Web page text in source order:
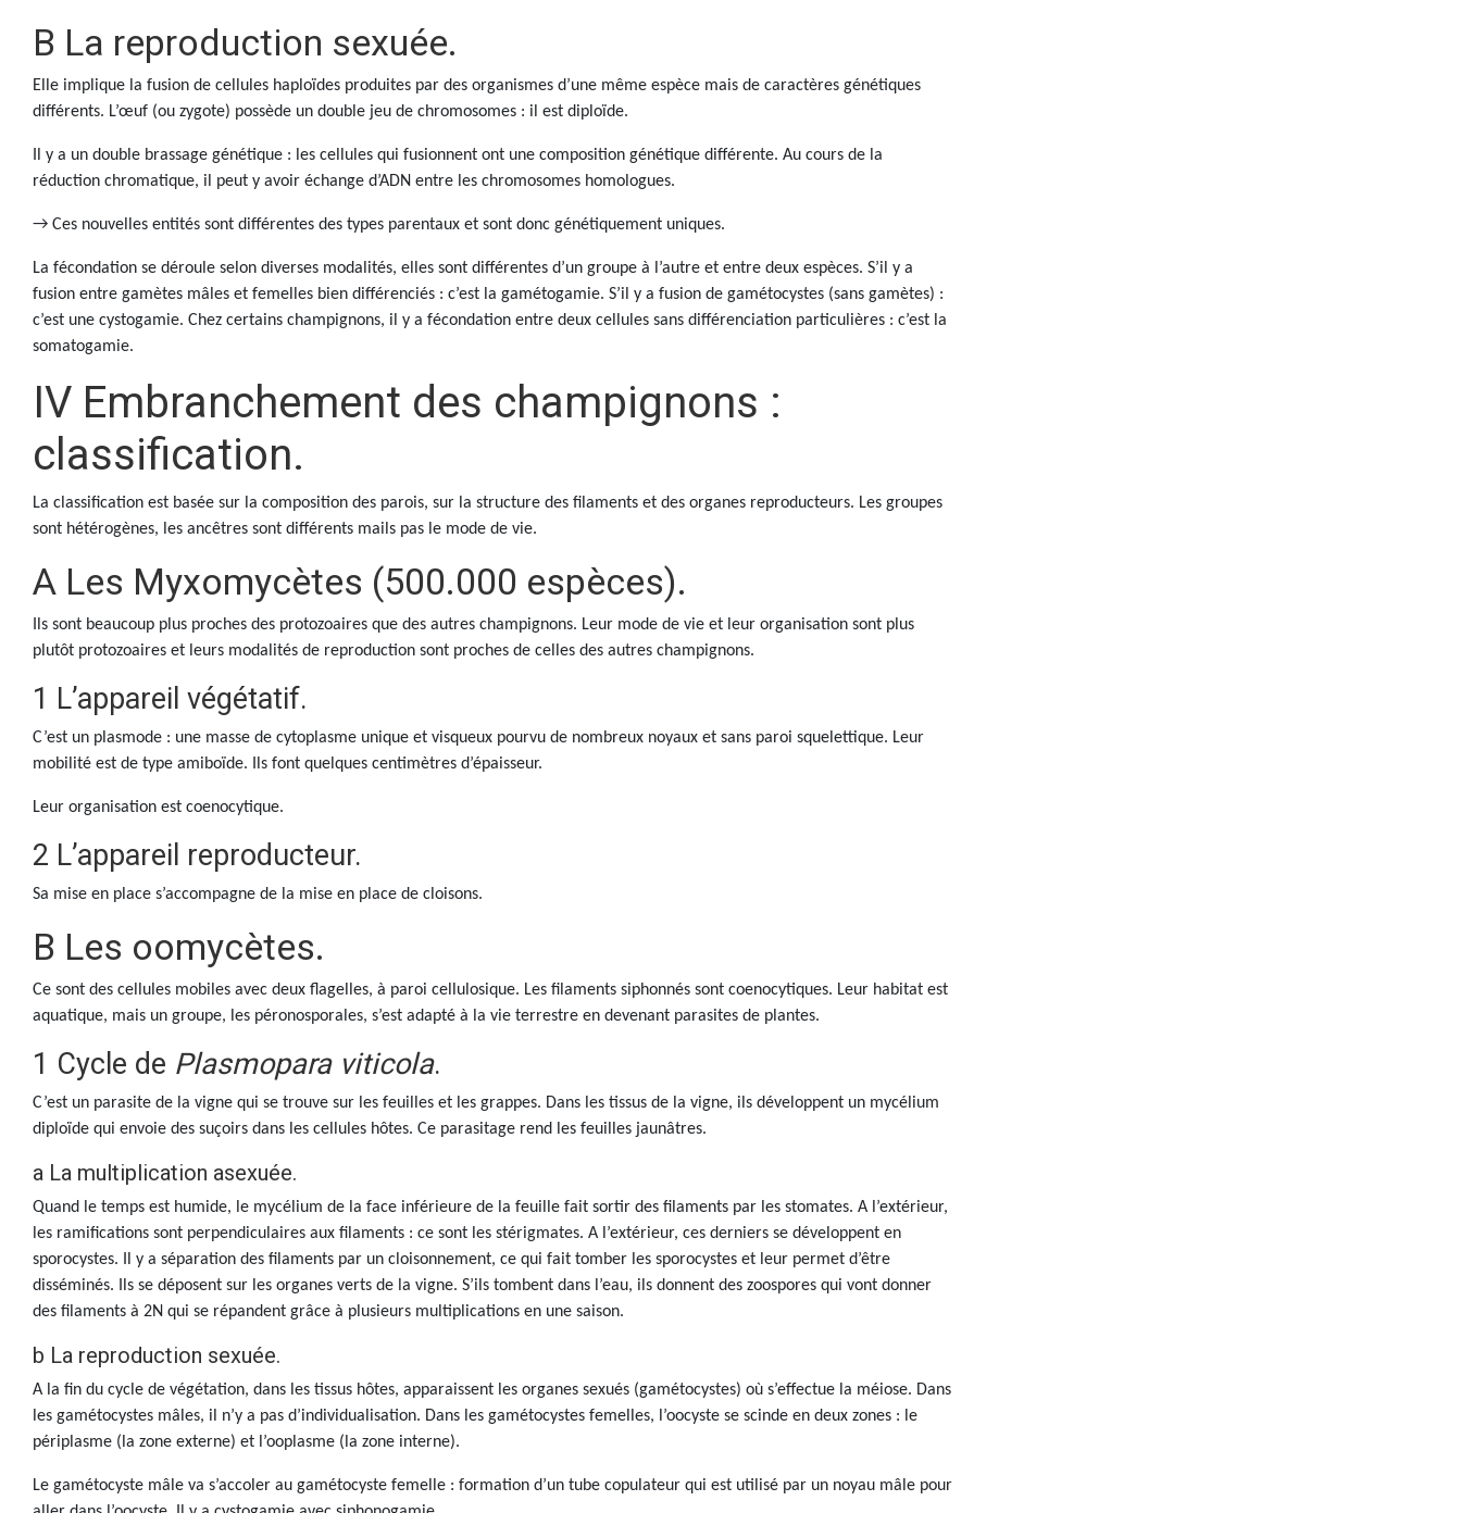
B La reproduction sexuée.
Elle implique la fusion de cellules haploïdes produites par des organismes d’une même espèce mais de caractères génétiques
différents. L’œuf (ou zygote) possède un double jeu de chromosomes : il est diploïde.
Il y a un double brassage génétique : les cellules qui fusionnent ont une composition génétique différente. Au cours de la
réduction chromatique, il peut y avoir échange d’ADN entre les chromosomes homologues.
→ Ces nouvelles entités sont différentes des types parentaux et sont donc génétiquement uniques.
La fécondation se déroule selon diverses modalités, elles sont différentes d’un groupe à l’autre et entre deux espèces. S’il y a
fusion entre gamètes mâles et femelles bien différenciés : c’est la gamétogamie. S’il y a fusion de gamétocystes (sans gamètes) :
c’est une cystogamie. Chez certains champignons, il y a fécondation entre deux cellules sans différenciation particulières : c’est la
somatogamie.
IV Embranchement des champignons :
classification.
La classification est basée sur la composition des parois, sur la structure des filaments et des organes reproducteurs. Les groupes
sont hétérogènes, les ancêtres sont différents mails pas le mode de vie.
A Les Myxomycètes (500.000 espèces).
Ils sont beaucoup plus proches des protozoaires que des autres champignons. Leur mode de vie et leur organisation sont plus
plutôt protozoaires et leurs modalités de reproduction sont proches de celles des autres champignons.
1 L’appareil végétatif.
C’est un plasmode : une masse de cytoplasme unique et visqueux pourvu de nombreux noyaux et sans paroi squelettique. Leur
mobilité est de type amiboïde. Ils font quelques centimètres d’épaisseur.
Leur organisation est coenocytique.
2 L’appareil reproducteur.
Sa mise en place s’accompagne de la mise en place de cloisons.
B Les oomycètes.
Ce sont des cellules mobiles avec deux flagelles, à paroi cellulosique. Les filaments siphonnés sont coenocytiques. Leur habitat est
aquatique, mais un groupe, les péronosporales, s’est adapté à la vie terrestre en devenant parasites de plantes.
1 Cycle de Plasmopara viticola.
C’est un parasite de la vigne qui se trouve sur les feuilles et les grappes. Dans les tissus de la vigne, ils développent un mycélium
diploïde qui envoie des suçoirs dans les cellules hôtes. Ce parasitage rend les feuilles jaunâtres.
a La multiplication asexuée.
Quand le temps est humide, le mycélium de la face inférieure de la feuille fait sortir des filaments par les stomates. A l’extérieur,
les ramifications sont perpendiculaires aux filaments : ce sont les stérigmates. A l’extérieur, ces derniers se développent en
sporocystes. Il y a séparation des filaments par un cloisonnement, ce qui fait tomber les sporocystes et leur permet d’être
disséminés. Ils se déposent sur les organes verts de la vigne. S’ils tombent dans l’eau, ils donnent des zoospores qui vont donner
des filaments à 2N qui se répandent grâce à plusieurs multiplications en une saison.
b La reproduction sexuée.
A la fin du cycle de végétation, dans les tissus hôtes, apparaissent les organes sexués (gamétocystes) où s’effectue la méiose. Dans
les gamétocystes mâles, il n’y a pas d’individualisation. Dans les gamétocystes femelles, l’oocyste se scinde en deux zones : le
périplasme (la zone externe) et l’ooplasme (la zone interne).
Le gamétocyste mâle va s’accoler au gamétocyste femelle : formation d’un tube copulateur qui est utilisé par un noyau mâle pour